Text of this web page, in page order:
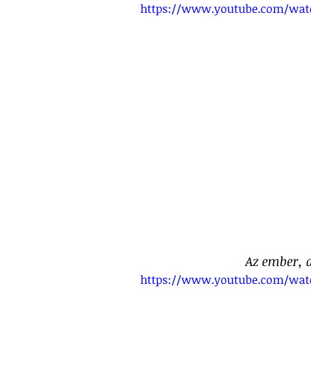
https://www.youtube.com/
Az ember,
https://www.youtube.com/